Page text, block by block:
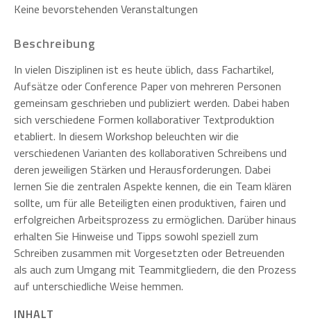
Keine bevorstehenden Veranstaltungen
Beschreibung
In vielen Disziplinen ist es heute üblich, dass Fachartikel,
Aufsätze oder Conference Paper von mehreren Personen
gemeinsam geschrieben und publiziert werden. Dabei haben
sich verschiedene Formen kollaborativer Textproduktion
etabliert. In diesem Workshop beleuchten wir die
verschiedenen Varianten des kollaborativen Schreibens und
deren jeweiligen Stärken und Herausforderungen. Dabei
lernen Sie die zentralen Aspekte kennen, die ein Team klären
sollte, um für alle Beteiligten einen produktiven, fairen und
erfolgreichen Arbeitsprozess zu ermöglichen. Darüber hinaus
erhalten Sie Hinweise und Tipps sowohl speziell zum
Schreiben zusammen mit Vorgesetzten oder Betreuenden
als auch zum Umgang mit Teammitgliedern, die den Prozess
auf unterschiedliche Weise hemmen.
INHALT